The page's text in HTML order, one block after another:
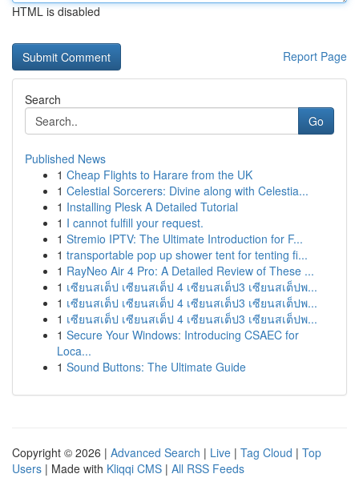
HTML is disabled
Report Page
Search
Go
Published News
1 Cheap Flights to Harare from the UK
1 Celestial Sorcerers: Divine along with Celestia...
1 Installing Plesk A Detailed Tutorial
1 I cannot fulfill your request.
1 Stremio IPTV: The Ultimate Introduction for F...
1 transportable pop up shower tent for tenting fi...
1 RayNeo Air 4 Pro: A Detailed Review of These ...
1 เซียนสเต็ป เซียนสเต็ป 4 เซียนสเต็ป3 เซียนสเต็ปพ...
1 เซียนสเต็ป เซียนสเต็ป 4 เซียนสเต็ป3 เซียนสเต็ปพ...
1 เซียนสเต็ป เซียนสเต็ป 4 เซียนสเต็ป3 เซียนสเต็ปพ...
1 Secure Your Windows: Introducing CSAEC for
Loca...
1 Sound Buttons: The Ultimate Guide
Copyright © 2026 | Advanced Search | Live | Tag Cloud | Top
Users | Made with Kliqqi CMS | All RSS Feeds